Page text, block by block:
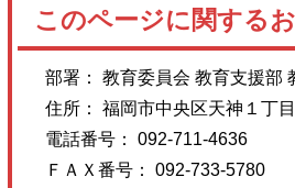
このページに関する
部署： 教育委員会 教育支援部
住所： 福岡市中央区天神１丁
電話番号： 092-711-4636
ＦＡＸ番号： 092-733-5780